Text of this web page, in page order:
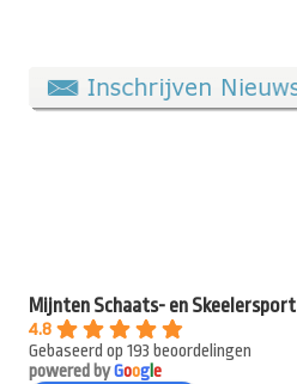
Mijnten Schaats- en Skeelersport
4.8
Gebaseerd op 193 beoordelingen
powered byGooge